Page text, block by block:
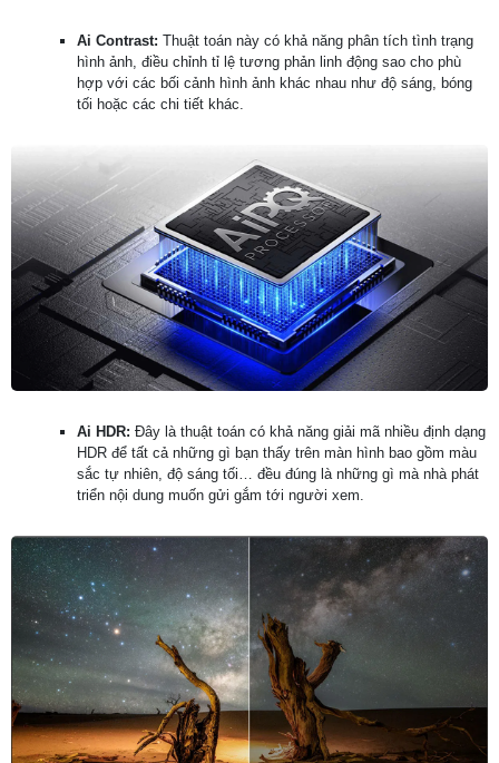
Ai Contrast: Thuật toán này có khả năng phân tích tình trạng
hình ảnh, điều chỉnh tỉ lệ tương phản linh động sao cho phù
hợp với các bối cảnh hình ảnh khác nhau như độ sáng, bóng
tối hoặc các chi tiết khác.
Ai HDR: Đây là thuật toán có khả năng giải mã nhiều định dạng
HDR để tất cả những gì bạn thấy trên màn hình bao gồm màu
sắc tự nhiên, độ sáng tối… đều đúng là những gì mà nhà phát
triển nội dung muốn gửi gắm tới người xem.